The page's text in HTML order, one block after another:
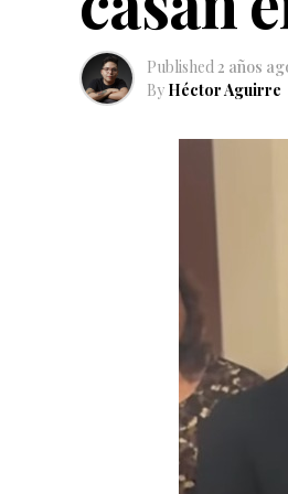
Published2 años
By Héctor Aguirre